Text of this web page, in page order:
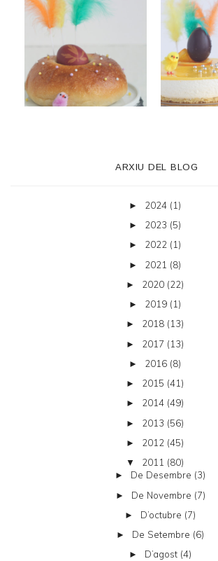
ARXIU DEL BLOG
► 2024 (1)
► 2023 (5)
► 2022 (1)
► 2021 (8)
► 2020 (22)
► 2019 (1)
► 2018 (13)
► 2017 (13)
► 2016 (8)
► 2015 (41)
► 2014 (49)
► 2013 (56)
► 2012 (45)
▼ 2011 (80)
► De Desembre (3)
► De Novembre (7)
► D’octubre (7)
► De Setembre (6)
► D’agost (4)